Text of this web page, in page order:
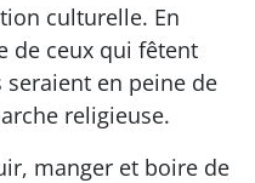
culturelle. En
de ceux qui fêtent
en peine de
religieuse.
manger et boire de